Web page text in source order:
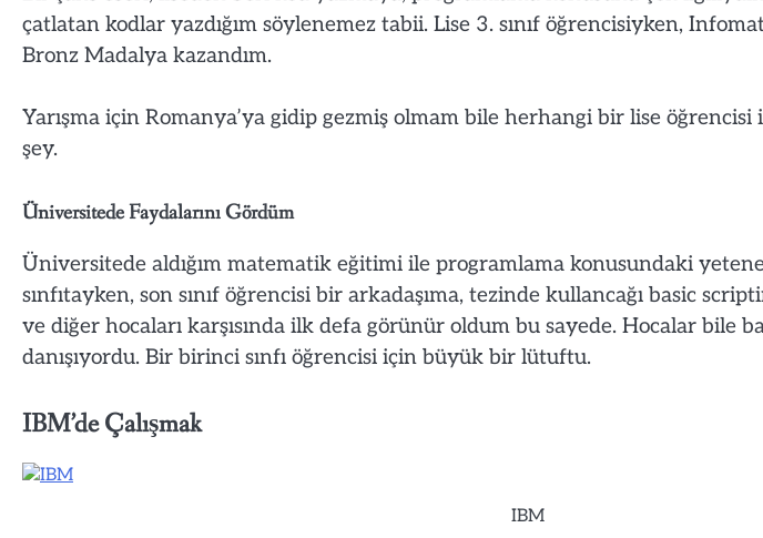
çatlatan kodlar yazdığım söylenemez tabii. Lise 3. sınıf öğrencisiyken,
Bronz Madalya kazandım.
Yarışma için Romanya’ya gidip gezmiş olmam bile herhangi bir lise
şey.
Üniversitede Faydalarını Gördüm
Üniversitede aldığım matematik eğitimi ile programlama konusundaki
sınfıtayken, son sınıf öğrencisi bir arkadaşıma, tezinde kullancağı basic
ve diğer hocaları karşısında ilk defa görünür oldum bu sayede. Hocalar bile
danışıyordu. Bir birinci sınfı öğrencisi için büyük bir lütuftu.
IBM’de Çalışmak
IBM